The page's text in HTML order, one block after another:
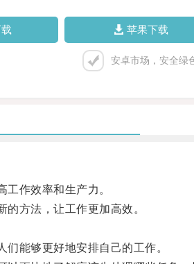
苹果下载
安卓市场，安全绿
作效率和生产力。
方法，让工作更加高效。
能够更好地安排自己的工作。